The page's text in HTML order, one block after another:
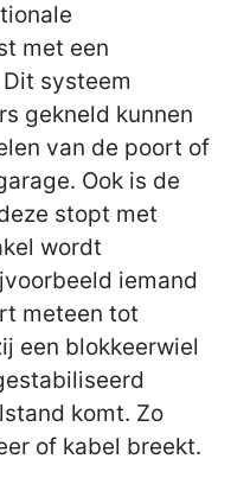
met een
systeem
gekneld kunnen
van de poort of
Ook is de
stopt met
wordt
iemand
meteen tot
een blokkeerwiel
komt. Zo
of kabel breekt.